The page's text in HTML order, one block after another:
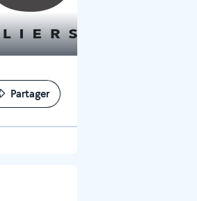
Partager
Partager